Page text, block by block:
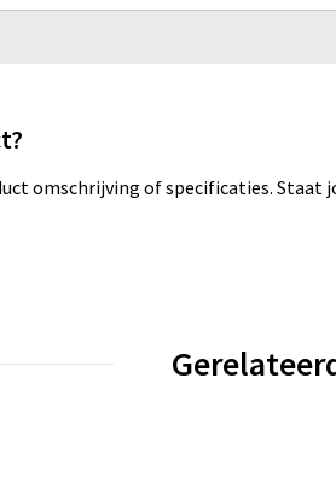
omschrijving of specificaties. Staat